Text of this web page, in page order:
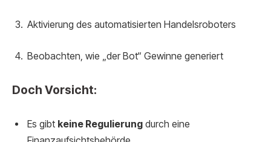
Aktivierung des automatisierten Handelsroboters
Beobachten, wie „der Bot“ Gewinne generiert
Doch Vorsicht:
Es gibt keine Regulierung durch eine